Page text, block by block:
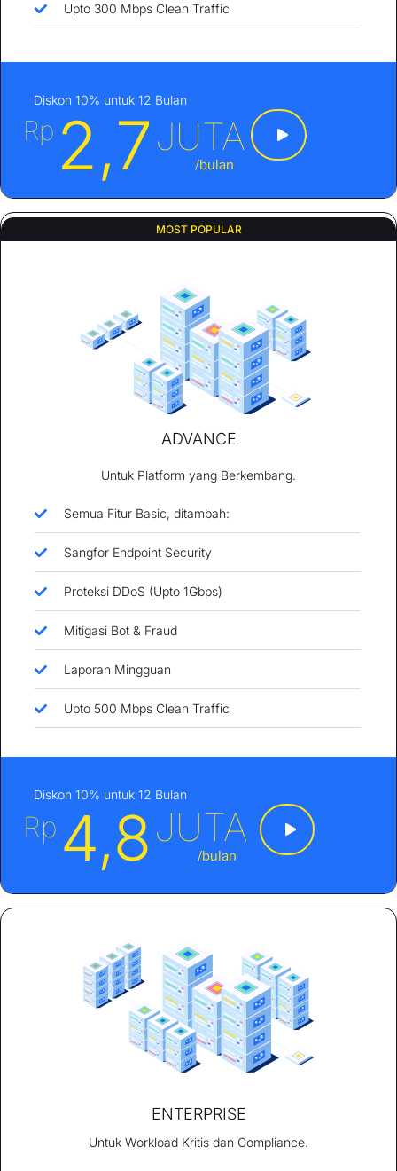
Upto 300 Mbps Clean Traffic
Diskon 10% untuk 12 Bulan
Rp 2,7JUTA
/bulan
MOST POPULAR
ADVANCE
Untuk Platform yang Berkembang.
Semua Fitur Basic, ditambah:
Sangfor Endpoint Security
Proteksi DDoS (Upto 1Gbps)
Mitigasi Bot & Fraud
Laporan Mingguan
Upto 500 Mbps Clean Traffic​
Diskon 10% untuk 12 Bulan
Rp 4,8JUTA
/bulan
ENTERPRISE
Untuk Workload Kritis dan Compliance.